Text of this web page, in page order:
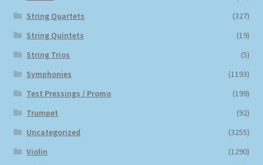
String Quartets
(327)
String Quintets
(19)
String Trios
(5)
Symphonies
(1193)
Test Pressings / Promo
(199)
Trumpet
(92)
Uncategorized
(3255)
Violin
(1290)